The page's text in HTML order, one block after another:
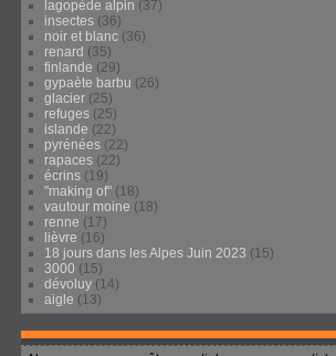
lagopède alpin (37)
insectes (36)
noir et blanc (36)
renard (35)
finlande (29)
gypaète barbu (26)
glacier (25)
refuges (25)
islande (22)
pyrénées (22)
rapaces (22)
écrins (19)
"making of" (18)
vautour moine (18)
renne (17)
lièvre (16)
18 jours dans les Alpes Juin 2023 (15)
3000 (15)
dévoluy (14)
aigle (13)